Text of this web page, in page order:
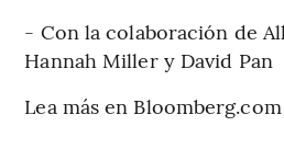
- Con la colaboración de
Hannah Miller y David Pan
Lea más en Bloomberg.com